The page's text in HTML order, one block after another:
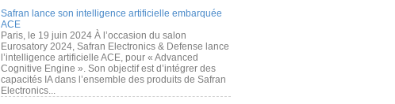
Safran lance son intelligence artificielle embarquée
ACE
Paris, le 19 juin 2024 À l’occasion du salon
Eurosatory 2024, Safran Electronics & Defense lance
l’intelligence artificielle ACE, pour « Advanced
Cognitive Engine ». Son objectif est d’intégrer des
capacités IA dans l’ensemble des produits de Safran
Electronics...